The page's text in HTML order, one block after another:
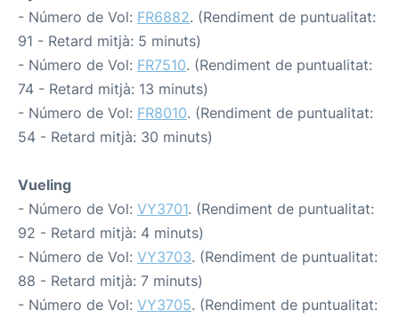
- Número de Vol: FR6882. (Rendiment de puntualitat:
91 - Retard mitjà: 5 minuts)
- Número de Vol: FR7510. (Rendiment de puntualitat:
74 - Retard mitjà: 13 minuts)
- Número de Vol: FR8010. (Rendiment de puntualitat:
54 - Retard mitjà: 30 minuts)
Vueling
- Número de Vol: VY3701. (Rendiment de puntualitat:
92 - Retard mitjà: 4 minuts)
- Número de Vol: VY3703. (Rendiment de puntualitat:
88 - Retard mitjà: 7 minuts)
- Número de Vol: VY3705. (Rendiment de puntualitat: